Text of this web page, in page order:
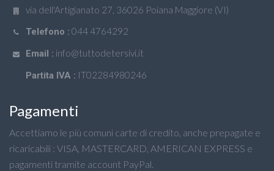
via dell'Artigianato 27, 36026 Poiana Maggiore (VI)
Telefono : 044 4764292
Email : info@tuttodetersivi.it
Partita IVA : IT02284980246
Pagamenti
Accettiamo le più comuni carte di credito, anche prepagate e
ricaricabili : VISA, MASTERCARD, AMERICAN EXPRESS e
pagamenti tramite account PayPal.